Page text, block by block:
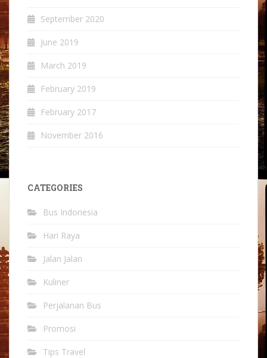
September 2020
June 2019
March 2019
February 2019
February 2017
November 2016
CATEGORIES
Bus Indonesia
Hari Raya
Jalan Jalan
Kuliner
Perjalanan Bus
Promosi
Tips Travel